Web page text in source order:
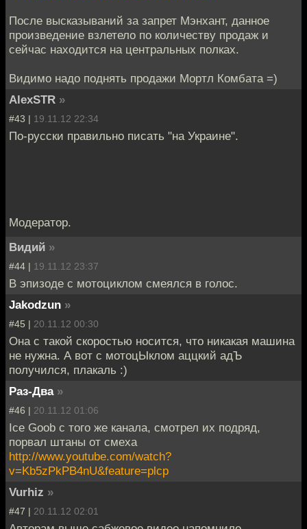
После высказываний за запрет Мэнхант, данное
произведение взлетело по количеству продаж и
сейчас находится на центральных полках.
Видимо надо поднять продажи Мортл Комбата =)
AlexSTR »
#43 | 19.11.12 22:34
По-русски правильно писать "на Украине".
Модератор.
Видий »
#44 | 19.11.12 23:37
В эпизоде с мотоциклом смеялся в голос.
Jakodzun »
#45 | 20.11.12 00:30
Она с такой скоростью носится, что никакая машина
не нужна. А вот с мотоцЫклом аццкий адЪ
получился, плакаль :)
Раз-Два »
#46 | 20.11.12 01:06
Ice Goob с того же канала, смотрел их подряд,
порвал штаны от смеха
http://www.youtube.com/watch?
v=Kb5zPkPB4nU&feature=plcp
Vurhiz »
#47 | 20.11.12 02:01